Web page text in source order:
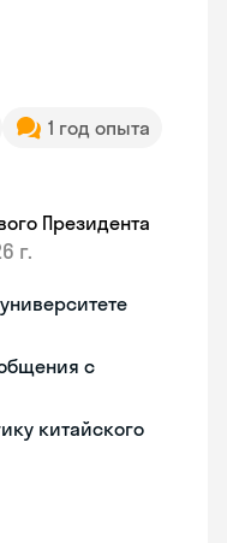
1 год опыта
Президента
г.
с
китайского